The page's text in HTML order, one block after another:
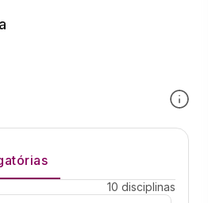
10 disciplinas